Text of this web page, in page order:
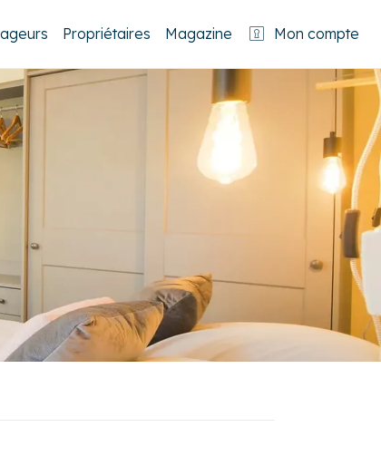
Propriétaires Magazine Mon compte